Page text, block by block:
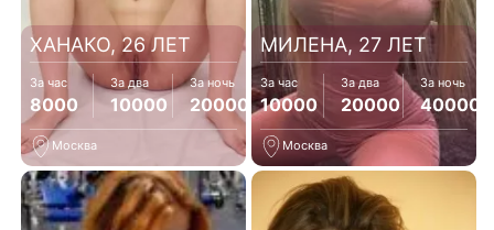
ХАНАКО, 26 ЛЕТ
За час
8000
За два
10000
За ночь
20000
Москва
МИЛЕНА, 27 ЛЕТ
За час
10000
За два
20000
За ночь
40000
Москва